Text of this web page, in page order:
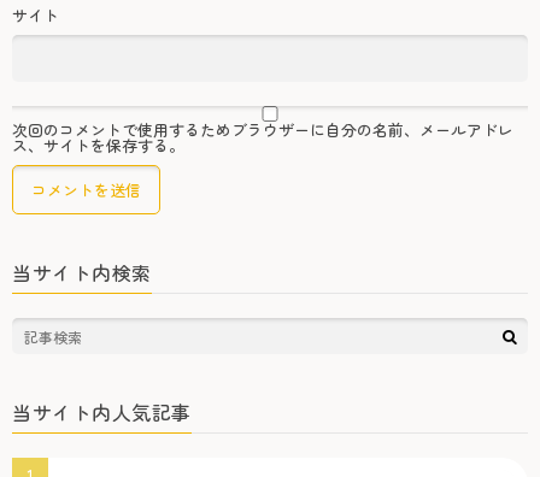
サイト
次回のコメントで使用するためブラウザーに自分の名前、メールアドレ
ス、サイトを保存する。
当サイト内検索
当サイト内人気記事